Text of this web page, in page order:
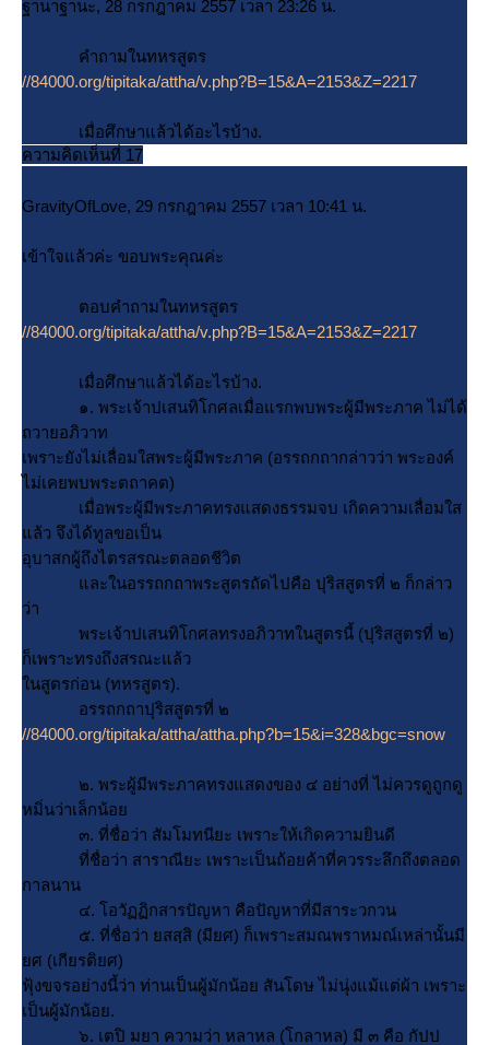
ฐานาฐานะ, 28 กรกฎาคม 2557 เวลา 23:26 น.
คำถามในทหรสูตร
//84000.org/tipitaka/attha/v.php?B=15&A=2153&Z=2217
เมื่อศึกษาแล้วได้อะไรบ้าง.
ความคิดเห็นที่ 17
GravityOfLove, 29 กรกฎาคม 2557 เวลา 10:41 น.
เข้าใจแล้วค่ะ ขอบพระคุณค่ะ
ตอบคำถามในทหรสูตร
//84000.org/tipitaka/attha/v.php?B=15&A=2153&Z=2217
เมื่อศึกษาแล้วได้อะไรบ้าง.
๑. พระเจ้าปเสนทิโกศลเมื่อแรกพบพระผู้มีพระภาค ไม่ได้
ถวายอภิวาท
เพราะยังไม่เลื่อมใสพระผู้มีพระภาค (อรรถกถากล่าวว่า พระองค์
ไม่เคยพบพระตถาคต)
เมื่อพระผู้มีพระภาคทรงแสดงธรรมจบ เกิดความเลื่อมใส
ล้ว จึงได้ทูลขอเป็น
อุบาสกผู้ถึงไตรสรณะตลอดชีวิต
ละในอรรถกถาพระสูตรถัดไปคือ ปุริสสูตรที่ ๒ ก็กล่าว
ว่า
พระเจ้าปเสนทิโกศลทรงอภิวาทในสูตรนี้ (ปุริสสูตรที่ ๒)
ก็เพราะทรงถึงสรณะแล้ว
นสูตรก่อน (ทหรสูตร).
อรรถกถาปุริสสูตรที่ ๒
//84000.org/tipitaka/attha/attha.php?b=15&i=328&bgc=snow
๒. พระผู้มีพระภาคทรงแสดงของ ๔ อย่างที่ ไม่ควรดูถูกดู
หมิ่นว่าเล็กน้อ
๓. ที่ชื่อว่า สัมโมทนียะ เพราะให้เกิดความยินดี
ที่ชื่อว่า สาราณียะ เพราะเป็นถ้อยค้าที่ควรระลึกถึงตลอด
กาลนาน
๔. โอวัฏฏิกสารปัญหา คือปัญหาที่มีสาระวกวน
๕. ที่ชื่อว่า ยสสฺสิ (มียศ) ก็เพราะสมณพราหมณ์เหล่านั้นมี
ศ (เกียรติยศ)
ฟุ้งขจรอย่างนี้ว่า ท่านเป็นผู้มักน้อย สันโดษ ไม่นุ่งแม้แต่ผ้า เพราะ
เป็นผู้มักน้อย.
๖. เตปิ มยา ความว่า หลาหล (โกลาหล) มี ๓ คือ กัปป